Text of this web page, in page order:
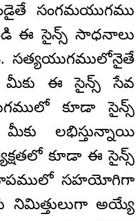
సంగమయుగము
ఈ సైన్స్ సాధనాలు
సత్యయుగములోనైతే
ఈ సైన్స్ సేవ
కూడా సైన్స్
లభిస్తున్నాయి
కూడా ఈ సైన్స్
సహయోగిగా
నిమిత్తులుగా అయ్యే